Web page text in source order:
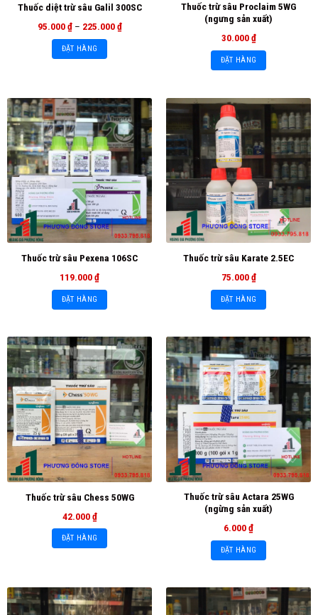
Thuốc diệt trừ sâu Galil 300SC
95.000₫ – 225.000₫
ĐẶT HÀNG
Thuốc trừ sâu Proclaim 5WG
(ngưng sản xuất)
30.000₫
ĐẶT HÀNG
Thuốc trừ sâu Pexena 106SC
119.000₫
ĐẶT HÀNG
Thuốc trừ sâu Karate 2.5EC
75.000₫
ĐẶT HÀNG
Thuốc trừ sâu Chess 50WG
42.000₫
ĐẶT HÀNG
Thuốc trừ sâu Actara 25WG
(ngừng sản xuất)
6.000₫
ĐẶT HÀNG